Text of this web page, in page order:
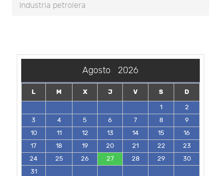
Industria petrolera
Agosto 2026
L M X J V S
D
1
2
3
4 5 6 7 8
9
10
11 12 13 14 15
16
17
18 19 20 21 22
23
24
25 26 27 28 29
30
31